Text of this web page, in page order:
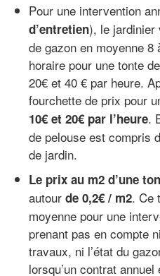
Pour une intervention
d’entretien), le jardinier
de gazon en moyenne
horaire pour une tonte
20€ et 40 € par heure.
fourchette de prix pour
10€ et 20€ par l’heure.
de pelouse est compris
de jardin.
Le prix au m2 d’une
autour de 0,2€ / m2. Ce
moyenne pour une
prenant pas en compte
travaux, ni l’état du
lorsqu’un contrat